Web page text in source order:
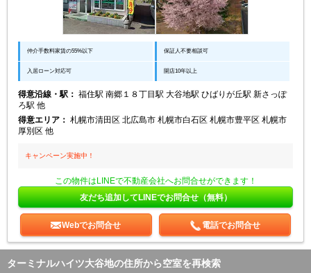
仲介手数料家賃の55%以下 保証人不要相談可
入居ローン対応可 開店10年以上
得意沿線・駅： 福住駅 南郷１８丁目駅 大谷地駅 ひばりが丘駅 新さっぽ
ろ駅 他
得意エリア： 札幌市清田区 北広島市 札幌市白石区 札幌市豊平区 札幌市
厚別区 他
キャンペーン実施中！
この物件はLINEで不動産会社へお問合せができます！
友だち追加してLINEでお問合せ（無料）
Webでお問合せ 電話でお問合せ
ターミナルハイツ大谷地の住所から空室を再検索